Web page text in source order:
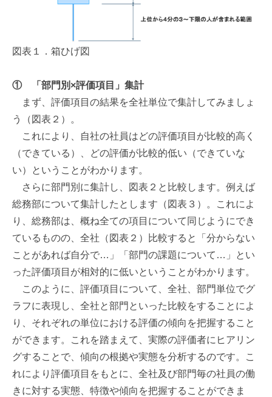
図表１．箱ひげ図
①
「部門別×評価項目」集計
まず、評価項目の結果を全社単位で集計してみましょ
う（図表２）。
これにより、自社の社員はどの評価項目が比較的高く
（できている）、どの評価が比較的低い（できていな
い）ということがわかります。
さらに部門別に集計し、図表２と比較します。例えば
総務部について集計したとします（図表３）。これによ
り、総務部は、概ね全ての項目について同じようにでき
ているものの、全社（図表２）比較すると「分からない
ことがあれば自分で…」「部門の課題について…」とい
った評価項目が相対的に低いということがわかります。
このように、評価項目について、全社、部門単位でグ
ラフに表現し、全社と部門といった比較をすることによ
り、それぞれの単位における評価の傾向を把握すること
ができます。これを踏まえて、実際の評価者にヒアリン
グすることで、傾向の根拠や実態を分析するのです。こ
れにより評価項目をもとに、全社及び部門毎の社員の働
きに対する実態、特徴や傾向を把握することができま